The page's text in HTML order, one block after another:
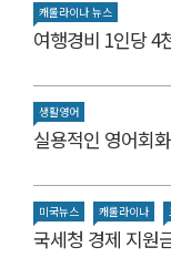
캐롤라이나 뉴스
여행경비 1인당 4
생활영어
실용적인 영어회
미국뉴스 캐롤라이나
국세청 경제 지원